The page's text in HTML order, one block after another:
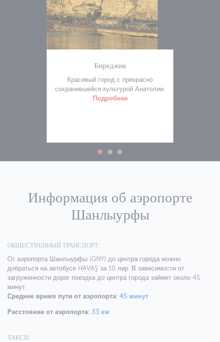
Биреджик
Красивый город с прекрасно
сохранившейся культурой Анатолии.
Подробнее
Информация об аэропорте
Шанлыурфы
ОБЩЕСТВЕННЫЙ ТРАНСПОРТ:
От аэропорта Шанлыурфы (GNY) до центра города можно
добраться на автобусе HAVAŞ за 10 лир. В зависимости от
загруженности дорог поездка до центра города займет около 45
минут.
Среднее время пути от аэропорта: 45 минут
Расстояние от аэропорта: 33 км
ТАКСИ: